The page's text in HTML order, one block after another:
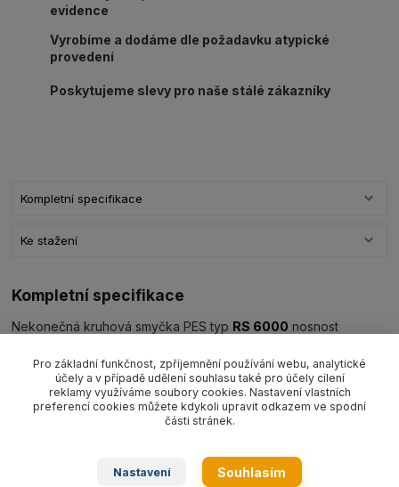
evidence
Vyrobíme a dodáme dle požadavku atypické
provedení
Poskytujeme slevy pro naše stálé zákazníky
Kompletní specifikace
Ke stažení
Kompletní specifikace
Nekonečná kruhová smyčka PES typ RS 6000 nosnost
hnědá WLL6000 kgEN 1492-2
Tabulka nosností - kruhové smyčky typ BRS
Pro základní funkčnost, zpříjemnění používání webu, analytické
účely a v případě udělení souhlasu také pro účely cílení
reklamy využíváme soubory cookies. Nastavení vlastních
preferencí cookies můžete kdykoli upravit odkazem ve spodní
části stránek.
Nastavení Souhlasím